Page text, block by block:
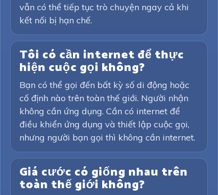
vẫn có thể tiếp tục trò chuyện ngay cả khi
kết nối bị hạn chế.
Tôi có cần internet để thực
hiện cuộc gọi không?
Bạn có thể gọi đến bất kỳ số di động hoặc
cố định nào trên toàn thế giới. Người nhận
không cần ứng dụng. Cần có internet để
điều khiển ứng dụng và thiết lập cuộc gọi,
nhưng người bạn gọi thì không cần internet.
Giá cước có giống nhau trên
toàn thế giới không?